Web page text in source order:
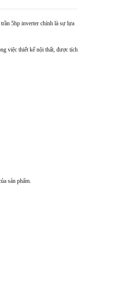
5hp inverter chính là sự lựa
việc thiết kế nội thất, được tích
sản phẩm.